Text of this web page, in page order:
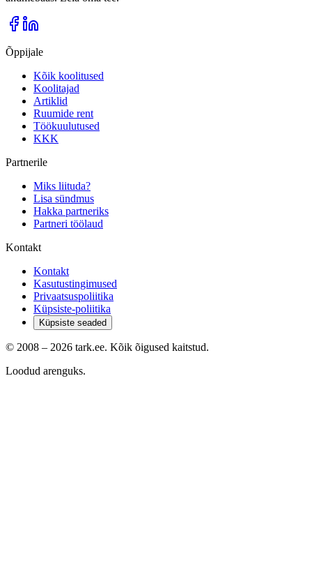
Õppijale
Kõik koolitused
Koolitajad
Artiklid
Ruumide rent
Töökuulutused
KKK
Partnerile
Miks liituda?
Lisa sündmus
Hakka partneriks
Partneri töölaud
Kontakt
Kontakt
Kasutustingimused
Privaatsuspoliitika
Küpsiste-poliitika
Küpsiste seaded
© 2008 – 2026 tark.ee. Kõik õigused kaitstud.
Loodud arenguks.